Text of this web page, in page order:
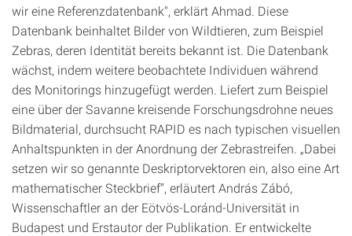
wir eine Referenzdatenbank", erklärt Ahmad. Diese
Datenbank beinhaltet Bilder von Wildtieren, zum Beispiel
Zebras, deren Identität bereits bekannt ist. Die Datenbank
wächst, indem weitere beobachtete Individuen während
des Monitorings hinzugefügt werden. Liefert zum Beispiel
eine über der Savanne kreisende Forschungsdrohne neues
Bildmaterial, durchsucht RAPID es nach typischen visuellen
Anhaltspunkten in der Anordnung der Zebrastreifen. „Dabei
setzen wir so genannte Deskriptorvektoren ein, also eine Art
mathematischer Steckbrief“, erläutert András Zábó,
Wissenschaftler an der Eötvös-Loránd-Universität in
Budapest und Erstautor der Publikation. Er entwickelte